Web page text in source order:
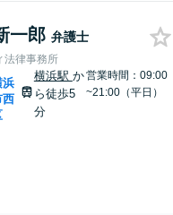
一郎 弁護士
法律事務所
浜
西
横浜駅 か
ら徒歩5
分
営業時間：09:00
~21:00（平日）